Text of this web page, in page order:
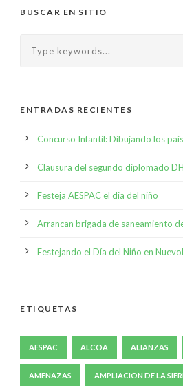
BUSCAR EN SITIO
ENTRADAS RECIENTES
Concurso Infantil: Dibujando los
Clausura del segundo diplomado
Festeja AESPAC el dia del niño
Arrancan brigada de saneamiento
Festejando el Día del Niño en
ETIQUETAS
AESPAC ALCOA ALIANZAS
AMENAZAS AMPLIACION DE LA